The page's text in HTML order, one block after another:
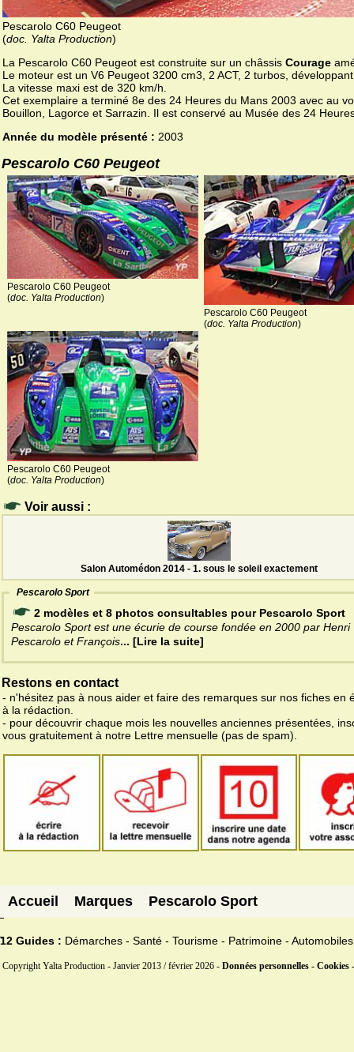
Pescarolo C60 Peugeot
(doc. Yalta Production)
La Pescarolo C60 Peugeot est construite sur un châssis Courage
Le moteur est un V6 Peugeot 3200 cm3, 2 ACT, 2 turbos,
La vitesse maxi est de 320 km/h.
Cet exemplaire a terminé 8e des 24 Heures du Mans 2003 avec au
Bouillon, Lagorce et Sarrazin. Il est conservé au Musée des 24
Année du modèle présenté : 2003
Pescarolo C60 Peugeot
Pescarolo C60 Peugeot
(doc. Yalta Production)
Pescarolo C60 Peugeot
(doc. Yalta Production)
Pescarolo C60 Peugeot
(doc. Yalta Production)
Voir aussi :
Salon Automédon 2014 - 1. sous le soleil exactement
Pescarolo Sport
2 modèles et 8 photos consultables pour Pescarolo Sport
Pescarolo Sport est une écurie de course fondée en 2000 par Henri
Pescarolo et François... [Lire la suite]
Restons en contact
- n'hésitez pas à nous aider et faire des remarques sur nos fiches en
à la rédaction.
- pour découvrir chaque mois les nouvelles anciennes présentées,
vous gratuitement à notre Lettre mensuelle (pas de spam).
Accueil Marques Pescarolo Sport
12 Guides : Démarches - Santé - Tourisme - Patrimoine - Automobiles
Copyright Yalta Production - Janvier 2013 / février 2026 - Données personnelles - Cookies